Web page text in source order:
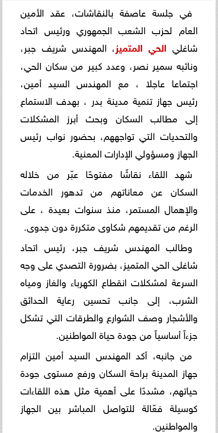
في جلسة عاصفة بالنقاشات، عقد الأمين
العام لحزب الشعب الجمهوري ورئيس اتحاد
شاغلي الحي المتميز، المهندس شريف جبر،
ونائبه سمير نصر، وعدد كبير من سكان الحي،
اجتماعا عاجلا ، مع المهندس السيد أمين،
رئيس جهاز تنمية مدينة بدر ، بهدف الاستماع
إلى مطالب السكان وبحث أبرز المشكلات
والتحديات التي تواجههم، بحضور نواب رئيس
الجهاز ومسؤولي الإدارات المعنية.
شهد اللقاء نقاشًا مفتوحًا عبّر من خلاله
السكان عن معاناتهم من تدهور الخدمات
والإهمال المستمر، منذ سنوات بعيدة ، على
الرغم من تقديمهم شكاوى متكررة دون جدوى.
وطالب المهندس شريف جبر، رئيس اتحاد
شاغلى الحي المتميز، بضرورة التصدي على وجه
السرعة لمشكلات انقطاع الكهرباء والغاز ومياه
الشرب، إلى جانب تحسين رعاية الحدائق
والأشجار وصف الشوارع والطرقات التي تشكل
جزءاً أساسياً من جودة حياة المواطنين.
من جانبه، أكد المهندس السيد أمين التزام
جهاز المدينة براحة السكان ورفع مستوى جودة
حياتهم، مشددًا على أهمية مثل هذه اللقاءات
كوسيلة فعّالة للتواصل المباشر بين الجهاز
والمواطنين.